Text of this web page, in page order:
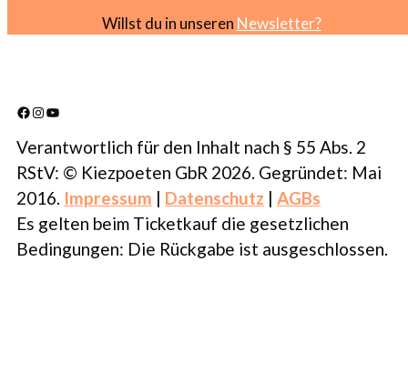
Willst du in unseren Newsletter?
Facebook
Instagram
YouTube
Verantwortlich für den Inhalt nach § 55 Abs. 2
RStV: © Kiezpoeten GbR 2026. Gegründet: Mai
2016. Impressum | Datenschutz | AGBs
Es gelten beim Ticketkauf die gesetzlichen
Bedingungen: Die Rückgabe ist ausgeschlossen.